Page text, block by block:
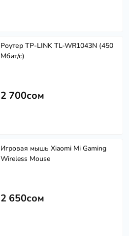
Роутер TP-LINK TL-WR1043N (450
Мбит/с)
2 700сом
Игровая мышь Xiaomi Mi Gaming
Wireless Mouse
2 650сом